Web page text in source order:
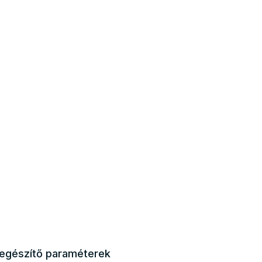
paraméterek